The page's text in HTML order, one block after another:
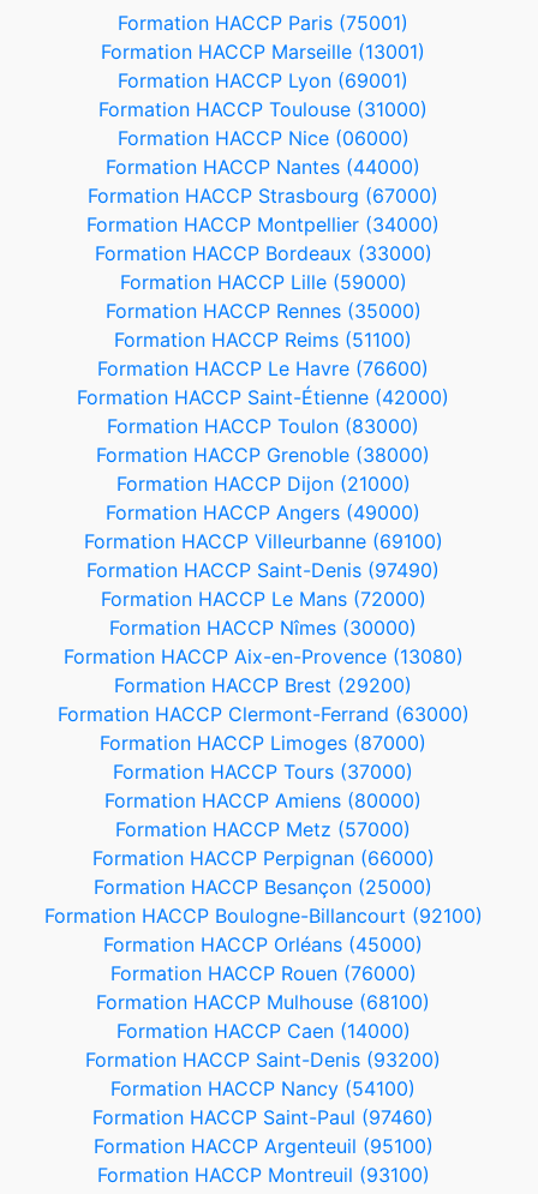
Formation HACCP Paris (75001)
Formation HACCP Marseille (13001)
Formation HACCP Lyon (69001)
Formation HACCP Toulouse (31000)
Formation HACCP Nice (06000)
Formation HACCP Nantes (44000)
Formation HACCP Strasbourg (67000)
Formation HACCP Montpellier (34000)
Formation HACCP Bordeaux (33000)
Formation HACCP Lille (59000)
Formation HACCP Rennes (35000)
Formation HACCP Reims (51100)
Formation HACCP Le Havre (76600)
Formation HACCP Saint-Étienne (42000)
Formation HACCP Toulon (83000)
Formation HACCP Grenoble (38000)
Formation HACCP Dijon (21000)
Formation HACCP Angers (49000)
Formation HACCP Villeurbanne (69100)
Formation HACCP Saint-Denis (97490)
Formation HACCP Le Mans (72000)
Formation HACCP Nîmes (30000)
Formation HACCP Aix-en-Provence (13080)
Formation HACCP Brest (29200)
Formation HACCP Clermont-Ferrand (63000)
Formation HACCP Limoges (87000)
Formation HACCP Tours (37000)
Formation HACCP Amiens (80000)
Formation HACCP Metz (57000)
Formation HACCP Perpignan (66000)
Formation HACCP Besançon (25000)
Formation HACCP Boulogne-Billancourt (92100)
Formation HACCP Orléans (45000)
Formation HACCP Rouen (76000)
Formation HACCP Mulhouse (68100)
Formation HACCP Caen (14000)
Formation HACCP Saint-Denis (93200)
Formation HACCP Nancy (54100)
Formation HACCP Saint-Paul (97460)
Formation HACCP Argenteuil (95100)
Formation HACCP Montreuil (93100)